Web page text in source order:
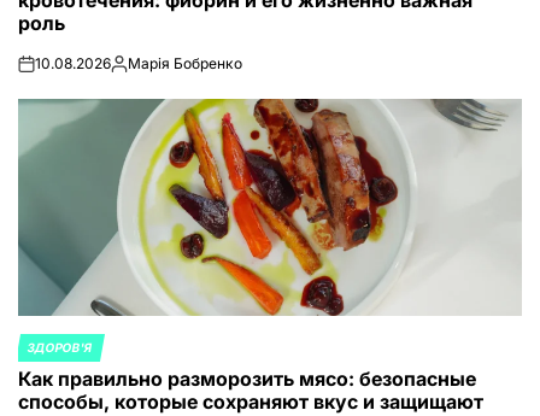
роль
on10.08.2026Запись
Марія Бобренко
ОПУБЛИКОВАНО
В
ЗДОРОВ'Я
Как правильно разморозить мясо: безопасные
способы, которые сохраняют вкус и защищают